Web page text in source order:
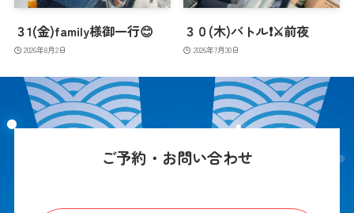
３1(金)family様御一行😊
2026年8月2日
３０(木)バトル❗️⚔️前夜
2026年7月30日
ご予約・お問い合わせ